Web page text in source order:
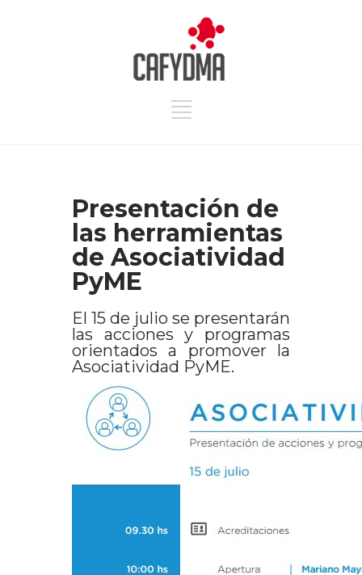
Presentación de
las herramientas
de Asociatividad
PyME
El 15 de julio se presentarán
las acciones y programas
orientados a promover la
Asociatividad PyME.